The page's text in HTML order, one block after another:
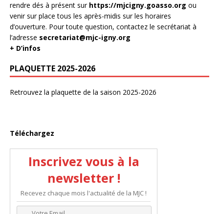
rendre dés à présent sur https://mjcigny.goasso.org ou
venir sur place tous les après-midis sur les horaires
d’ouverture. Pour toute question, contactez le secrétariat à
l’adresse secretariat@mjc-igny.org
+ D’infos
PLAQUETTE 2025-2026
Retrouvez la plaquette de la saison 2025-2026
Téléchargez
Inscrivez vous à la
newsletter !
Recevez chaque mois l'actualité de la MJC !